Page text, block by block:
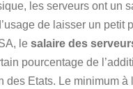
les serveurs ont un
de laisser un
le salaire des
pourcentage de
Etats. Le minimum